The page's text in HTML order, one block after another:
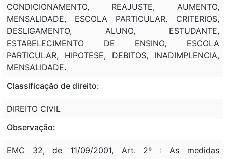
CONDICIONAMENTO, REAJUSTE, AUMENTO,
MENSALIDADE, ESCOLA PARTICULAR. CRITERIOS,
DESLIGAMENTO, ALUNO, ESTUDANTE,
ESTABELECIMENTO DE ENSINO, ESCOLA
PARTICULAR, HIPOTESE, DEBITOS, INADIMPLENCIA,
MENSALIDADE.
Classificação de direito:
DIREITO CIVIL
Observação:
EMC 32, de 11/09/2001, Art. 2º : As medidas